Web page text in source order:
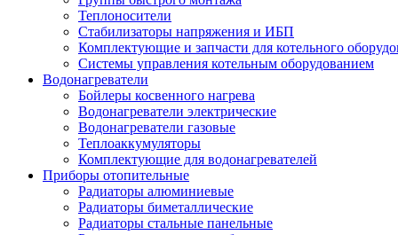
Теплоносители
Стабилизаторы напряжения и ИБП
Комплектующие и запчасти для котельного
Системы управления котельным оборудованием
Водонагреватели
Бойлеры косвенного нагрева
Водонагреватели электрические
Водонагреватели газовые
Теплоаккумуляторы
Комплектующие для водонагревателей
Приборы отопительные
Радиаторы алюминиевые
Радиаторы биметаллические
Радиаторы стальные панельные